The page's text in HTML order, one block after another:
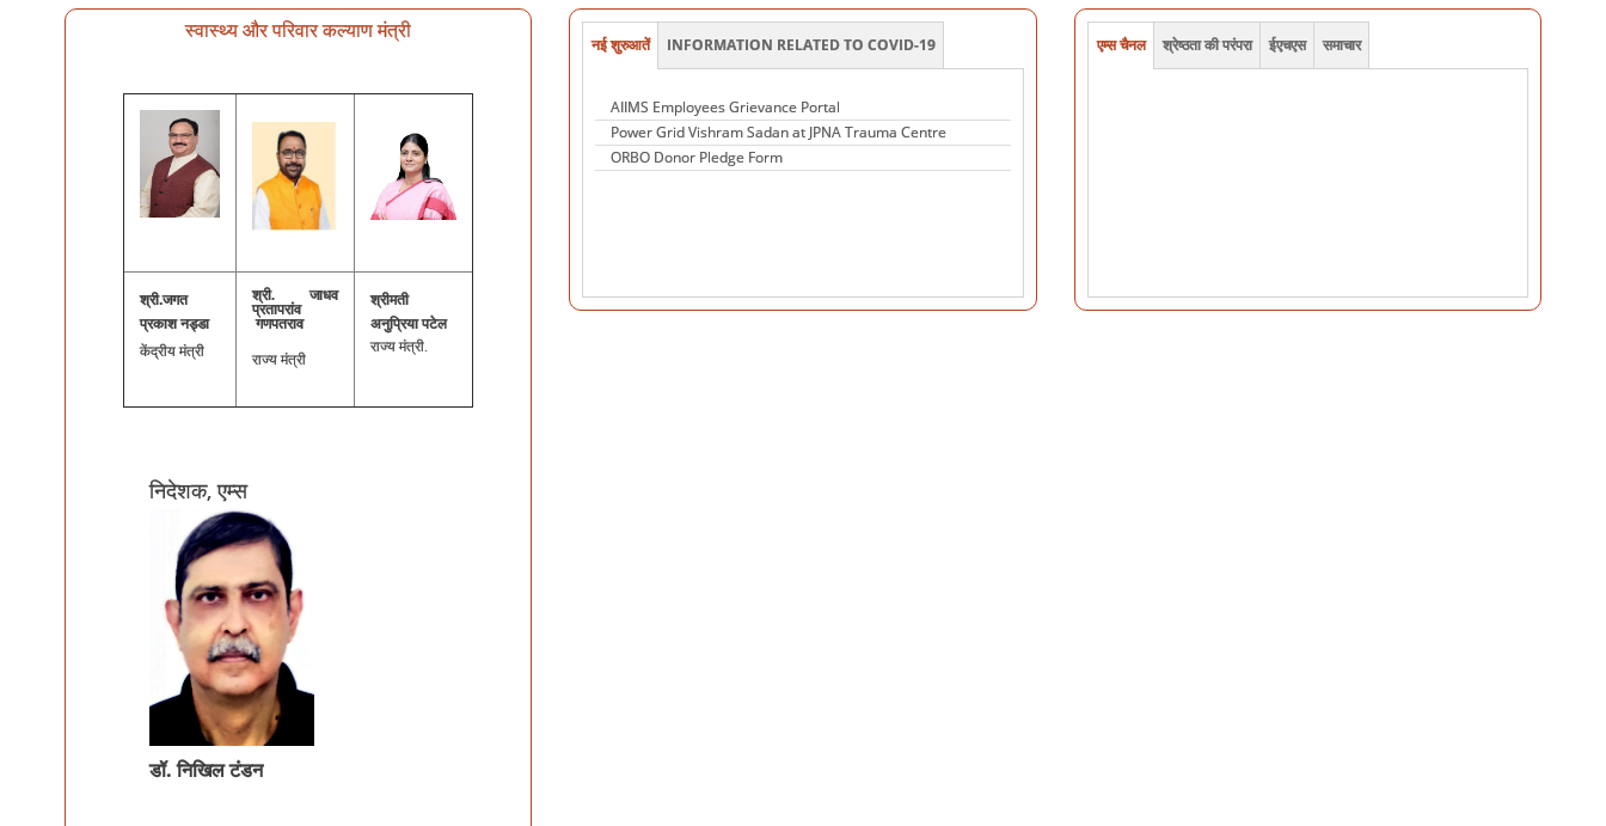
स्वास्थ्य और परिवार कल्याण मंत्री
श्री.जगत
प्रकाश नड्डा
केंद्रीय मंत्री
श्री. जाधव
प्रतापरांव
गणपतराव
राज्य मंत्री
श्रीमती
अनुप्रिया पटेल
राज्य मंत्री.
निदेशक, एम्स
डॉ.निखिल टंडन
नई शुरुआतें INFORMATION RELATED TO COVID-19
AIIMS Employees Grievance Portal
Power Grid Vishram Sadan at JPNA Trauma Centre
ORBO Donor Pledge Form
एम्स चैनल श्रेष्ठता की परंपरा ईएचएस समाचार